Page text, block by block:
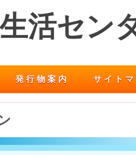
活セン
発行物案内 サイト